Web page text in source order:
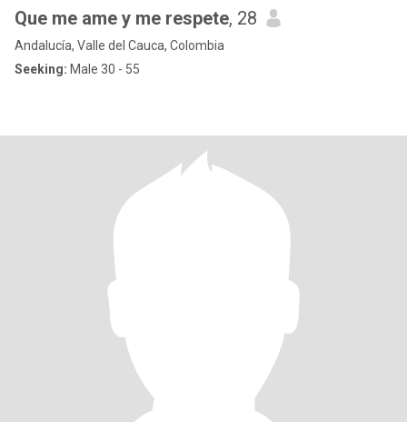
Que me ame y me respete, 28
Andalucía, Valle del Cauca, Colombia
Seeking: Male 30 - 55